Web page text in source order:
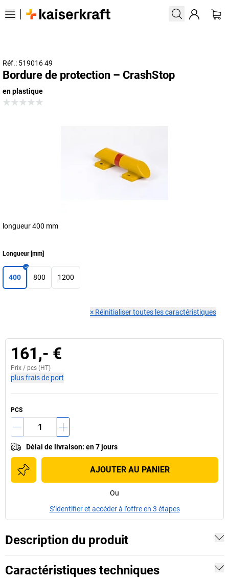
Réf.: 519016 49
Bordure de protection – CrashStop
en plastique
longueur 400 mm
Longueur[mm]
400 800 1200
× Réinitialiser toutes les caractéristiques
161,- €
Prix / pcs (HT)
plus frais de port
PCS
Délai de livraison: en 7 jours
AJOUTER AU PANIER
Ou
S’identifier et accéder à l’offre en 3 étapes
Description du produit
Caractéristiques techniques